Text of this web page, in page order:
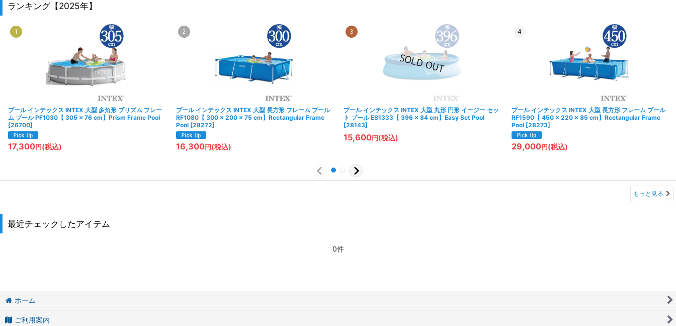
ランキング【2025年】
1
プール インテックス INTEX 大型 多角形 プリズム フレー
ム プール PF1030【 305 × 76 cm】Prism Frame Pool
[26700]
17,300円(税込)
2
プール インテックス INTEX 大型 長方形 フレーム プール
RF1080【 300 × 200 × 75 cm】Rectangular Frame
Pool [28272]
16,300円(税込)
3
プール インテックス INTEX 大型 丸形 円形 イージー セッ
ト プール ES1333【 396 × 84 cm】Easy Set Pool
[28143]
15,600円 (税込)
4
プール インテックス INTEX 大型 長方形 フレーム プール
RF1590【 450 × 220 × 85 cm】Rectangular Frame
Pool [28273]
29,000円(税込)
もっと見る
最近チェックしたアイテム
0件
ホーム
ご利用案内